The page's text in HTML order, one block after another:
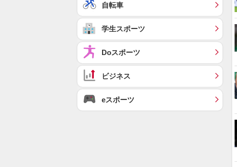
自転車
学生スポーツ
Doスポーツ
ビジネス
eスポーツ